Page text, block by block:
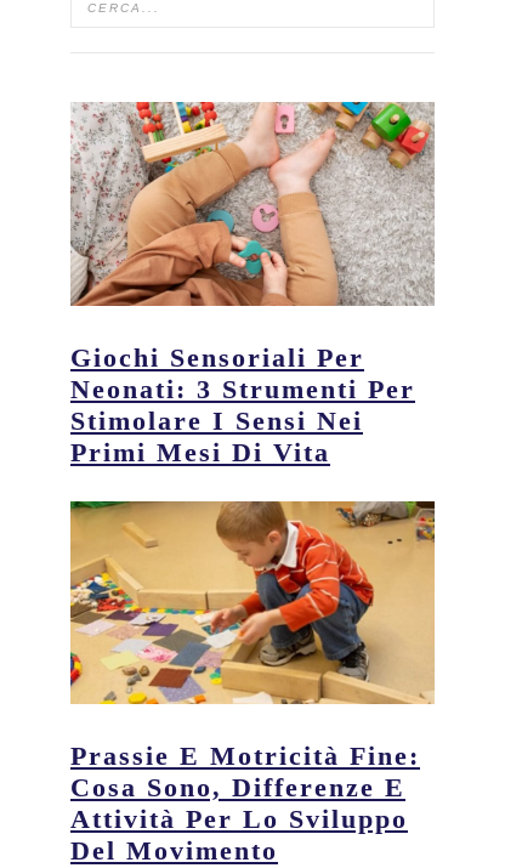
Giochi Sensoriali Per
Neonati: 3 Strumenti Per
Stimolare I Sensi Nei
Primi Mesi Di Vita
Prassie E Motricità Fine:
Cosa Sono, Differenze E
Attività Per Lo Sviluppo
Del Movimento